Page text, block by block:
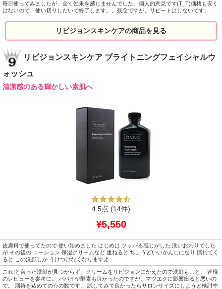
毎日使ってみましたが、全く効果を感じませんでした。個人的意見です(T_T)価格も安く
はないので、使い切りしだいで終了します。。残念ですが、リピートはしないです。
リビジョンスキンケアの商品を見る
リビジョンスキンケア ブライトニングフェイシャルウ
ォッシュ
清潔感のある輝かしい素肌へ
4.5点 (14件)
¥5,550
皮膚科で使ってたので 使い始めました はじめは ツッパる感じがした 洗いおわりでした
が その後の ローション 保湿クリームなど 重ねると ちょうどいいかんじになり 慣れてく
ると この洗顔しか うけつけなくなりますよ
これ!と言った洗顔が見つからず、クリームをリピジョンにかえたので洗顔も…と。 皆様
のレビューを参考に。 パパイヤ酵素も良かったのですが、マツエクに影響出ると悪いの
で。 期待を込めての☆の数です。 試してみて良かったらサロンサイズにしようと検討中